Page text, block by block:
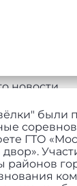
были
ГТО
районов